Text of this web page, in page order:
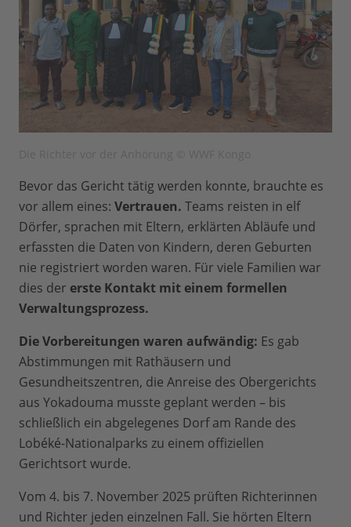
Bevor das Gericht tätig werden konnte, brauchte es
vor allem eines: Vertrauen. Teams reisten in elf
Dörfer, sprachen mit Eltern, erklärten Abläufe und
erfassten die Daten von Kindern, deren Geburten
nie registriert worden waren. Für viele Familien war
dies der erste Kontakt mit einem formellen
Verwaltungsprozess.
Die Vorbereitungen waren aufwändig: Es gab
Abstimmungen mit Rathäusern und
Gesundheitszentren, die Anreise des Obergerichts
aus Yokadouma musste geplant werden – bis
schließlich ein abgelegenes Dorf am Rande des
Lobéké-Nationalparks zu einem offiziellen
Gerichtsort wurde.
Vom 4. bis 7. November 2025 prüften Richterinnen
und Richter jeden einzelnen Fall. Sie hörten Eltern